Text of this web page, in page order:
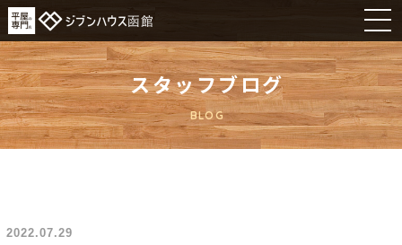
スタッフブログ
BLOG
2022.07.29